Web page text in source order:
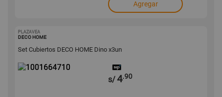
Agregar
PLAZAVEA
DECO HOME
Set Cubiertos DECO HOME Dino x3un
s/4.90